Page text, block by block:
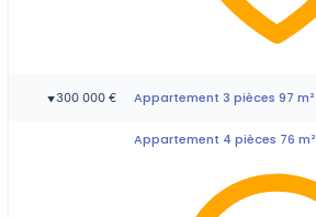
▼300 000 € Appartement 3 pièces 97 m²
Appartement 4 pièces 76 m²